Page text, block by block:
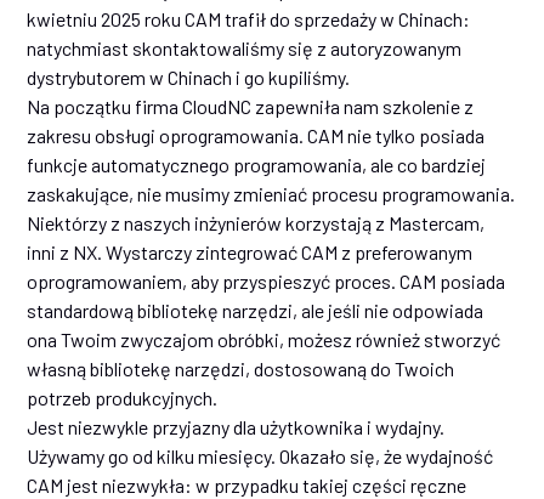
kwietniu 2025 roku CAM trafił do sprzedaży w Chinach:
natychmiast skontaktowaliśmy się z autoryzowanym
dystrybutorem w Chinach i go kupiliśmy.
Na początku firma CloudNC zapewniła nam szkolenie z
zakresu obsługi oprogramowania. CAM nie tylko posiada
funkcje automatycznego programowania, ale co bardziej
zaskakujące, nie musimy zmieniać procesu programowania.
Niektórzy z naszych inżynierów korzystają z Mastercam,
inni z NX. Wystarczy zintegrować CAM z preferowanym
oprogramowaniem, aby przyspieszyć proces. CAM posiada
standardową bibliotekę narzędzi, ale jeśli nie odpowiada
ona Twoim zwyczajom obróbki, możesz również stworzyć
własną bibliotekę narzędzi, dostosowaną do Twoich
potrzeb produkcyjnych.
Jest niezwykle przyjazny dla użytkownika i wydajny.
Używamy go od kilku miesięcy. Okazało się, że wydajność
CAM jest niezwykła: w przypadku takiej części ręczne